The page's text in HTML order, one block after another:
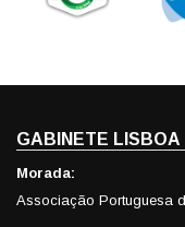
GABINETE LISBOA
Morada:
Associação Portuguesa